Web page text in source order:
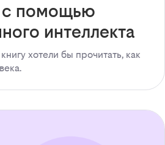
с помощью
интеллекта
хотели бы прочитать, как